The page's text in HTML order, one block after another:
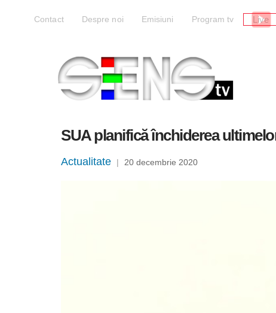
Contact Despre noi Emisiuni Program tv Live
SUA planifică închiderea
Actualitate | 20 decembrie 2020